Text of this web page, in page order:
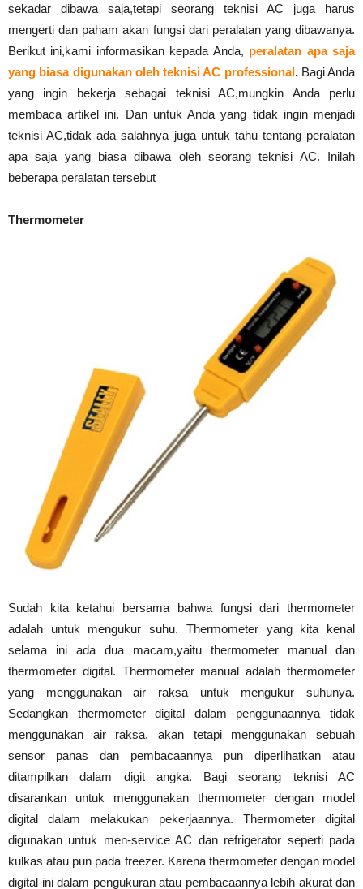
sekadar dibawa saja,tetapi seorang teknisi AC juga harus
mengerti dan paham akan fungsi dari peralatan yang dibawanya.
Berikut ini,kami informasikan kepada Anda, peralatan apa saja
yang biasa digunakan oleh teknisi AC professional. Bagi Anda
yang ingin bekerja sebagai teknisi AC,mungkin Anda perlu
membaca artikel ini. Dan untuk Anda yang tidak ingin menjadi
teknisi AC,tidak ada salahnya juga untuk tahu tentang peralatan
apa saja yang biasa dibawa oleh seorang teknisi AC. Inilah
beberapa peralatan tersebut
Thermometer
Sudah kita ketahui bersama bahwa fungsi dari thermometer
adalah untuk mengukur suhu. Thermometer yang kita kenal
selama ini ada dua macam,yaitu thermometer manual dan
thermometer digital. Thermometer manual adalah thermometer
yang menggunakan air raksa untuk mengukur suhunya.
Sedangkan thermometer digital dalam penggunaannya tidak
menggunakan air raksa, akan tetapi menggunakan sebuah
sensor panas dan pembacaannya pun diperlihatkan atau
ditampilkan dalam digit angka. Bagi seorang teknisi AC
disarankan untuk menggunakan thermometer dengan model
digital dalam melakukan pekerjaannya. Thermometer digital
digunakan untuk men-service AC dan refrigerator seperti pada
kulkas atau pun pada freezer. Karena thermometer dengan model
digital ini dalam pengukuran atau pembacaannya lebih akurat dan